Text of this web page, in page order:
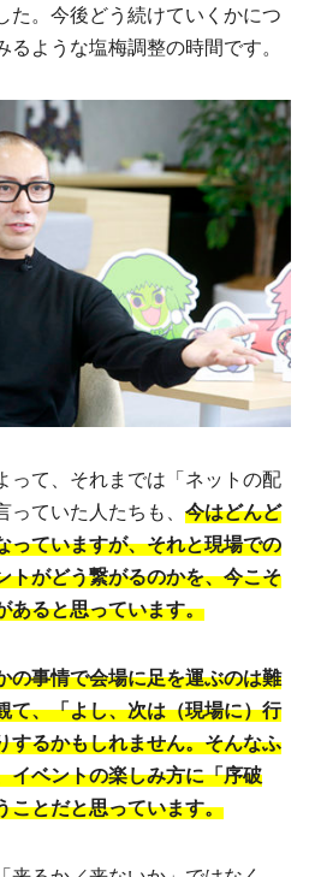
た。今後どう続けていくかにつ
ような塩梅調整の時間です。
って、それまでは「ネットの配
ていた人たちも、 今はどんど
っていますが、それと現場での
トがどう繋がるのかを、今こそ
あると思っています。
の事情で会場に足を運ぶのは難
て、「よし、次は（現場に）行
するかもしれません。そんなふ
イベントの楽しみ方に「序破
ことだと思っています。